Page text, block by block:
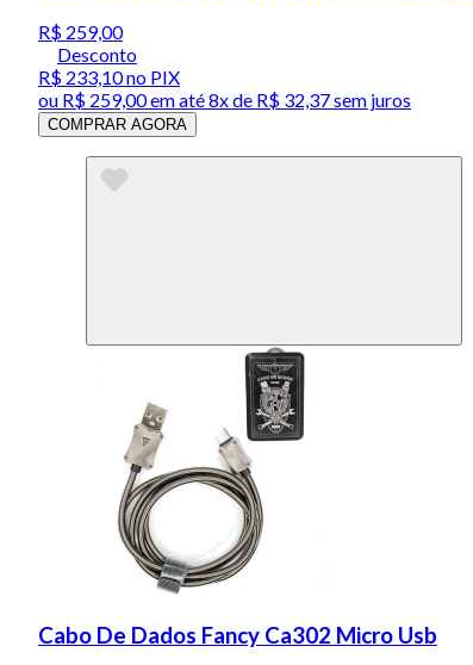
R$ 259,00
Desconto
R$ 233,10no PIX
ou R$ 259,00em até8x de R$ 32,37 sem juros
COMPRAR AGORA
Cabo De Dados Fancy Ca302 Micro Usb